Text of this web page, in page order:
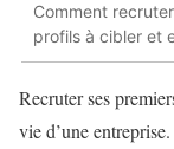
Comment
profils à cibler et
Recruter ses
vie d’une